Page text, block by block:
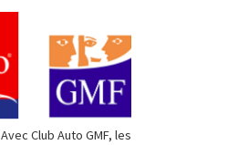
Avec Club Auto GMF, les